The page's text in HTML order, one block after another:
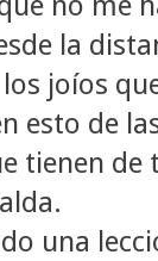
la
los joíos
esto de
tienen
una